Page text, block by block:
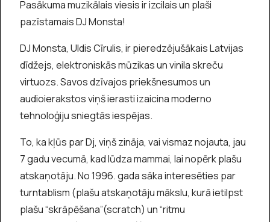
Pasākuma muzikālais viesis ir izcilais un plaši
pazīstamais DJ Monsta!
DJ Monsta, Uldis Cīrulis, ir pieredzējušākais Latvijas
dīdžejs, elektroniskās mūzikas un vinila skreču
virtuozs. Savos dzīvajos priekšnesumos un
audioierakstos viņš ierasti izaicina moderno
tehnoloģiju sniegtās iespējas.
To, ka kļūs par Dj, viņš zināja, vai vismaz nojauta, jau
7 gadu vecumā, kad lūdza mammai, lai nopērk plašu
atskaņotāju. No 1996. gada sāka interesēties par
turntablism (plašu atskaņotāju mākslu, kurā ietilpst
plašu “skrāpēšana”(scratch) un “ritmu